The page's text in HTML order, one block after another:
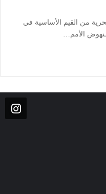
من القيم الأساسية في
الأمم…